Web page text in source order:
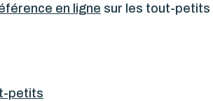
en ligne sur les tout-petits
petits